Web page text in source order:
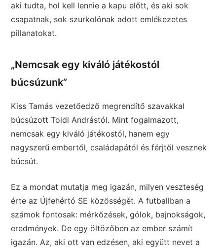
aki tudta, hol kell lennie a kapu előtt, és aki sok
csapatnak, sok szurkolónak adott emlékezetes
pillanatokat.
„Nemcsak egy kiváló játékostól
búcsúzunk”
Kiss Tamás vezetőedző megrendítő szavakkal
búcsúzott Toldi Andrástól. Mint fogalmazott,
nemcsak egy kiváló játékostól, hanem egy
nagyszerű embertől, családapától és férjtől vesznek
búcsút.
Ez a mondat mutatja meg igazán, milyen veszteség
érte az Újfehértó SE közösségét. A futballban a
számok fontosak: mérkőzések, gólok, bajnokságok,
eredmények. De egy öltözőben az ember számít
igazán. Az, aki ott van edzésen, aki együtt nevet a